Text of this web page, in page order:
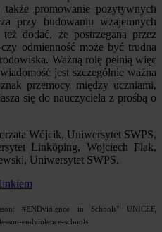
promowanie pozytywnych
przy budowaniu wzajemnych
dodać, że postrzegana przez
odmienność może być trudna
Ważną rolę pełnią więc
jest szczególnie ważna
przemocy między uczniami,
się do nauczyciela z prośbą o
Wójcik, Uniwersytet SWPS,
Linköping, Wojciech Flak,
Uniwersytet SWPS.
linkiem
#ENDviolence in Schools" UNICEF,
endviolence-schools